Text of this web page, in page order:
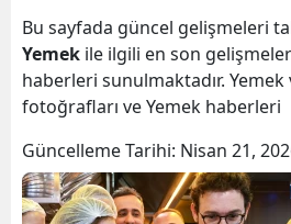
Bu sayfada güncel gelişmeleri
Yemek ile ilgili en son
haberleri sunulmaktadır. Yemek
fotoğrafları ve Yemek haberleri
Güncelleme Tarihi: Nisan 21,